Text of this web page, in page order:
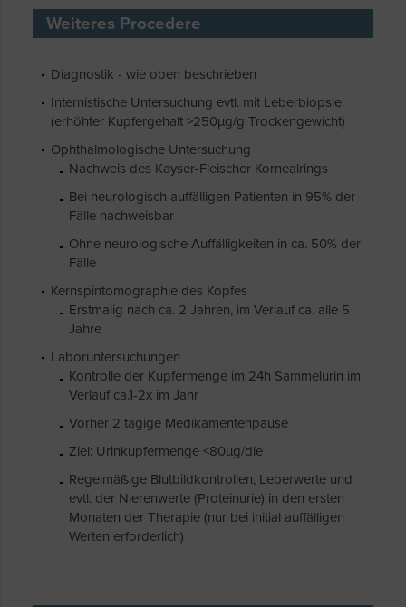
Weiteres Procedere
Diagnostik - wie oben beschrieben
Internistische Untersuchung evtl. mit Leberbiopsie
(erhöhter Kupfergehalt >250µg/g Trockengewicht)
Ophthalmologische Untersuchung
Nachweis des Kayser-Fleischer Kornealrings
Bei neurologisch auffälligen Patienten in 95% der
Fälle nachweisbar
Ohne neurologische Auffälligkeiten in ca. 50% der
Fälle
Kernspintomographie des Kopfes
Erstmalig nach ca. 2 Jahren, im Verlauf ca. alle 5
Jahre
Laboruntersuchungen
Kontrolle der Kupfermenge im 24h Sammelurin im
Verlauf ca.1-2x im Jahr
Vorher 2 tägige Medikamentenpause
Ziel: Urinkupfermenge <80µg/die
Regelmäßige Blutbildkontrollen, Leberwerte und
evtl. der Nierenwerte (Proteinurie) in den ersten
Monaten der Therapie (nur bei initial auffälligen
Werten erforderlich)